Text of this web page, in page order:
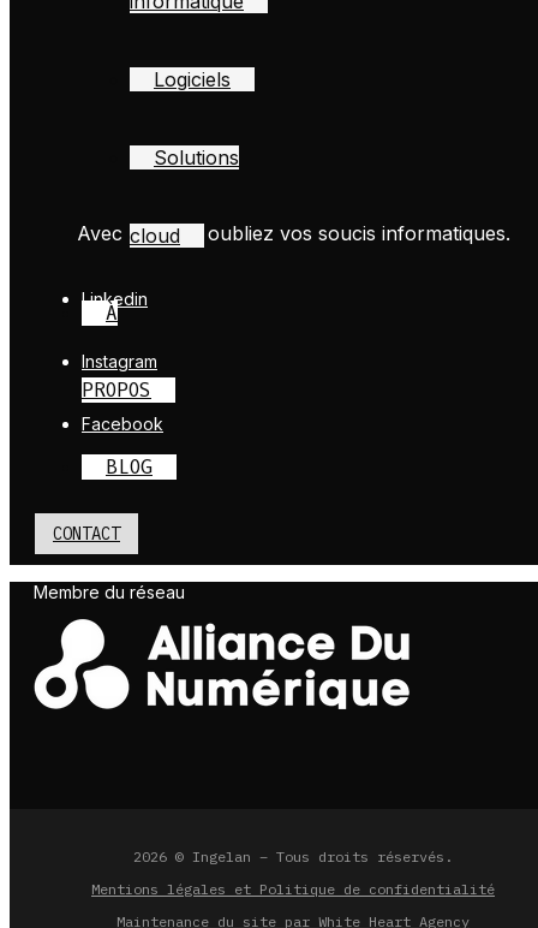
Logiciels
Solutions
cloud
À
PROPOS
BLOG
CONTACT
Avec Ingelan, oubliez vos soucis informatiques.
Linkedin
Instagram
Facebook
Membre du réseau
2026 © Ingelan – Tous droits réservés.
Mentions légales et Politique de confidentialité
Maintenance du site par White Heart Agency